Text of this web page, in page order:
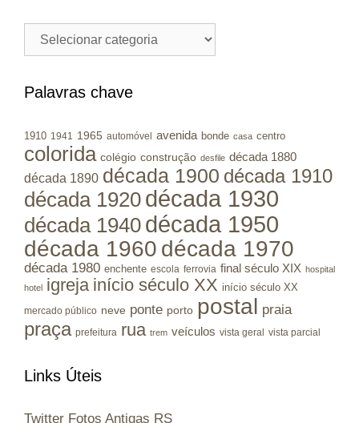
Municípios
Palavras chave
1910 1941 1965 automóvel avenida bonde casa centro
colorida colégio construção desfile década 1880
década 1890 década 1900 década 1910
década 1920 década 1930
década 1940 década 1950
década 1960 década 1970
década 1980 enchente escola ferrovia final século XIX hospital
hotel
igreja início século XX início século XX
mercado público neve ponte porto postal praia
praça prefeitura rua trem veículos vista geral vista parcial
Links Úteis
Twitter Fotos Antigas RS